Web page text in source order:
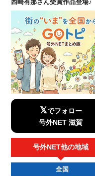
西崎有那さん受賞作品登場♪
𝕏でフォロー
号外NET 滋賀
号外NET他の地域
全国